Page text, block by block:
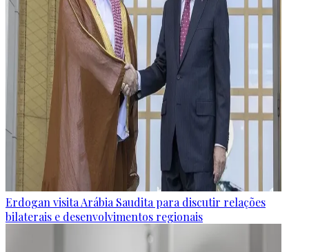
Erdogan visita Arábia Saudita para discutir relações
bilaterais e desenvolvimentos regionais